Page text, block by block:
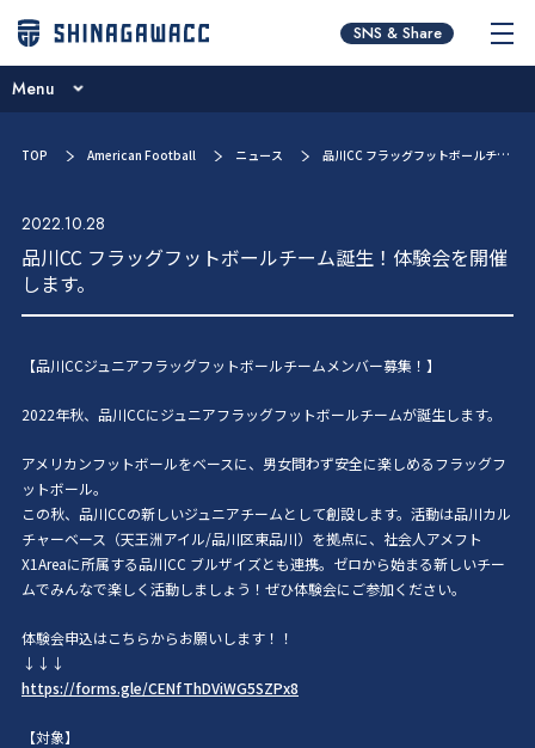
チームコンセプト
ニュース
ブログ
試合予定一覧
選手／スタッフ紹介
スポンサー紹介
チームオーナー・ブルザイズ会員
新人募集・お問い合わせ
SNS & Share
Menu
試合予定一覧
新人募集・お問い合わせ
TOP American Football ニュース 品川CC フラッグフットボールチーム誕生！体験会を開催します。
2022.10.28
品川CC フラッグフットボールチーム誕生！体験会を開催
します。
【品川CCジュニアフラッグフットボールチームメンバー募集！】
2022年秋、品川CCにジュニアフラッグフットボールチームが誕生します。
アメリカンフットボールをベースに、男女問わず安全に楽しめるフラッグフ
ットボール。
この秋、品川CCの新しいジュニアチームとして創設します。活動は品川カル
チャーベース（天王洲アイル/品川区東品川）を拠点に、社会人アメフト
X1Areaに所属する品川CC ブルザイズとも連携。ゼロから始まる新しいチー
ムでみんなで楽しく活動しましょう！ぜひ体験会にご参加ください。
体験会申込はこちらからお願いします！！
↓↓↓
https://forms.gle/CENfThDViWG5SZPx8
【対象】